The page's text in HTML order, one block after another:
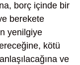
borç içinde bir
berekete
yenilgiye
ereceğine, kötü
ve